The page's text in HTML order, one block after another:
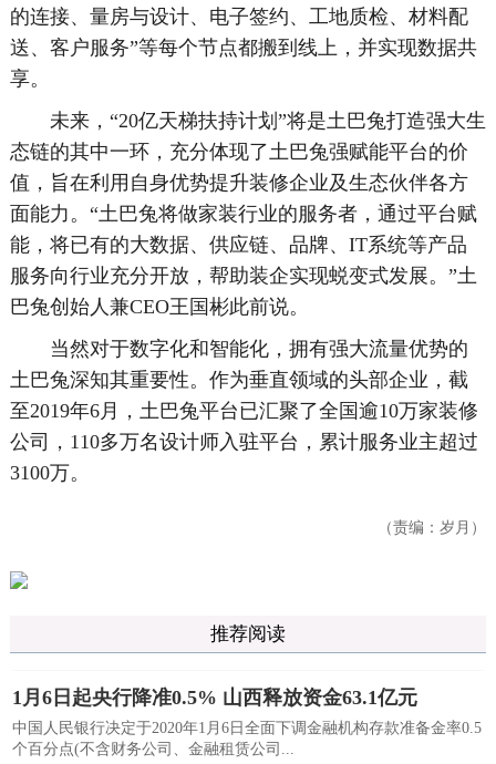
的连接、量房与设计、电子签约、工地质检、材料配
送、客户服务”等每个节点都搬到线上，并实现数据共
享。
未来，“20亿天梯扶持计划”将是土巴兔打造强大生
态链的其中一环，充分体现了土巴兔强赋能平台的价
值，旨在利用自身优势提升装修企业及生态伙伴各方
面能力。“土巴兔将做家装行业的服务者，通过平台赋
能，将已有的大数据、供应链、品牌、IT系统等产品
服务向行业充分开放，帮助装企实现蜕变式发展。”土
巴兔创始人兼CEO王国彬此前说。
当然对于数字化和智能化，拥有强大流量优势的
土巴兔深知其重要性。作为垂直领域的头部企业，截
至2019年6月，土巴兔平台已汇聚了全国逾10万家装修
公司，110多万名设计师入驻平台，累计服务业主超过
3100万。
（责编：岁月）
推荐阅读
1月6日起央行降准0.5% 山西释放资金63.1亿元
中国人民银行决定于2020年1月6日全面下调金融机构存款准备金率0.5
个百分点(不含财务公司、金融租赁公司...